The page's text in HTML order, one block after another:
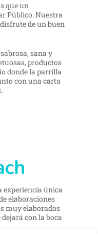
que un
Público. Nuestra
de un buen
sana y
productos
donde la parrilla
con una carta
experiencia única
elaboraciones
muy elaboradas
con la boca